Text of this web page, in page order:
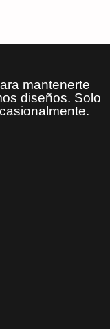
mantenerte
diseños. Solo